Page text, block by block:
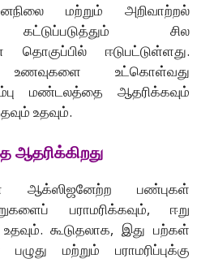
மற்றும் அறிவாற்றல்
சில
தொகுப்பில் ஈடுபட்டுள்ளது.
உட்கொள்வது
மண்டலத்தை ஆதரிக்கவும்
உதவும்.
ஆக்ஸிஜனேற்ற பண்புகள்
பராமரிக்கவும், ஈறு
கூடுதலாக, இது பற்கள்
மற்றும் பராமரிப்புக்கு